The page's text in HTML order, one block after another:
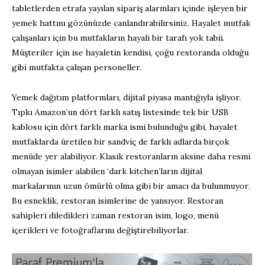
tabletlerden etrafa yayılan sipariş alarmları içinde işleyen bir
yemek hattını gözünüzde canlandırabilirsiniz. Hayalet mutfak
çalışanları için bu mutfakların hayali bir tarafı yok tabii.
Müşteriler için ise hayaletin kendisi, çoğu restoranda olduğu
gibi mutfakta çalışan personeller.
Yemek dağıtım platformları, dijital piyasa mantığıyla işliyor.
Tıpkı Amazon’un dört farklı satış listesinde tek bir USB
kablosu için dört farklı marka ismi bulunduğu gibi, hayalet
mutfaklarda üretilen bir sandviç de farklı adlarda birçok
menüde yer alabiliyor. Klasik restoranların aksine daha resmi
olmayan isimler alabilen ‘dark kitchen’ların dijital
markalarının uzun ömürlü olma gibi bir amacı da bulunmuyor.
Bu esneklik, restoran isimlerine de yansıyor. Restoran
sahipleri diledikleri zaman restoran isim, logo, menü
içerikleri ve fotoğraflarını değiştirebiliyorlar.